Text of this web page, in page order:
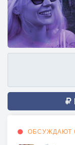
ОБСУЖДАЮТ